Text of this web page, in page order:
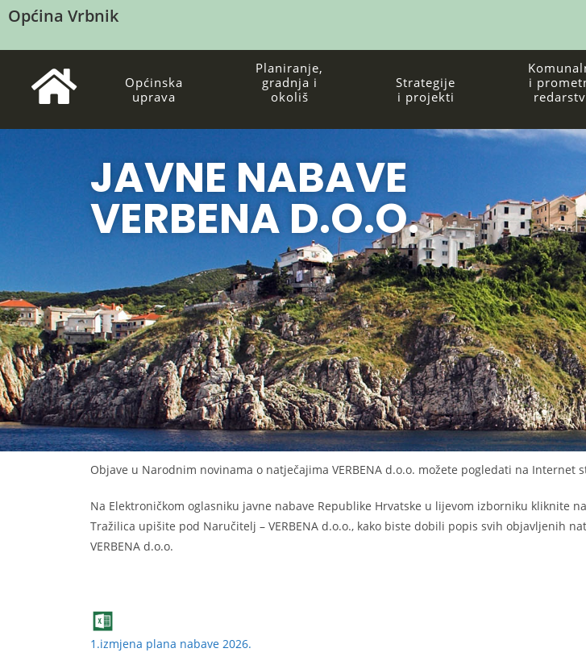
Općina Vrbnik
Općinska
uprava
Planiranje,
gradnja i
okoliš
Strategije
i projekti
i
JAVNE NABAVE
VERBENA D.O.O.
Objave u Narodnim novinama o natječajima VERBENA d.o.o. možete pogledati na Internet
Na Elektroničkom oglasniku javne nabave Republike Hrvatske u lijevom izborniku kliknite
Tražilica upišite pod Naručitelj – VERBENA d.o.o., kako biste dobili popis svih objavljenih
VERBENA d.o.o.
1.izmjena plana nabave 2026.